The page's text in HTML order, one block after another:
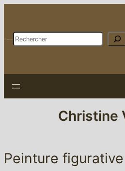
Rechercher
Christine
Peinture figurative